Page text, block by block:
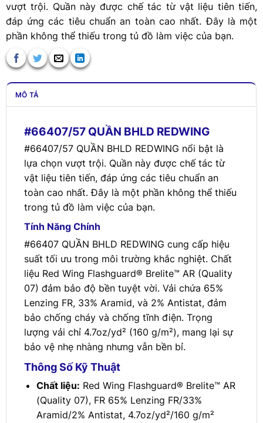
vượt trội. Quần này được chế tác từ vật liệu tiên tiến,
đáp ứng các tiêu chuẩn an toàn cao nhất. Đây là một
phần không thể thiếu trong tủ đồ làm việc của bạn.
MÔ TẢ
#66407/57 QUẦN BHLD REDWING
#66407/57 QUẦN BHLD REDWING nổi bật là
lựa chọn vượt trội. Quần này được chế tác từ
vật liệu tiên tiến, đáp ứng các tiêu chuẩn an
toàn cao nhất. Đây là một phần không thể thiếu
trong tủ đồ làm việc của bạn.
Tính Năng Chính
#66407 QUẦN BHLD REDWING cung cấp hiệu
suất tối ưu trong môi trường khắc nghiệt. Chất
liệu Red Wing Flashguard® Brelite™ AR (Quality
07) đảm bảo độ bền tuyệt vời. Vải chứa 65%
Lenzing FR, 33% Aramid, và 2% Antistat, đảm
bảo chống cháy và chống tĩnh điện. Trọng
lượng vải chỉ 4.7oz/yd² (160 g/m²), mang lại sự
bảo vệ nhẹ nhàng nhưng vẫn bền bỉ.
Thông Số Kỹ Thuật
Chất liệu: Red Wing Flashguard® Brelite™ AR
(Quality 07), FR 65% Lenzing FR/33%
Aramid/2% Antistat, 4.7oz/yd²/160 g/m²